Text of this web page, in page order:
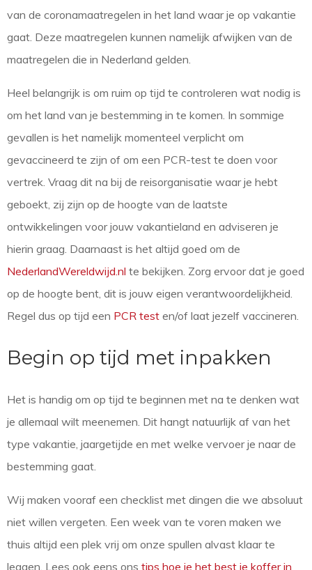
van de coronamaatregelen in het land waar je op vakantie
gaat. Deze maatregelen kunnen namelijk afwijken van de
maatregelen die in Nederland gelden.
Heel belangrijk is om ruim op tijd te controleren wat nodig is
om het land van je bestemming in te komen. In sommige
gevallen is het namelijk momenteel verplicht om
gevaccineerd te zijn of om een PCR-test te doen voor
vertrek. Vraag dit na bij de reisorganisatie waar je hebt
geboekt, zij zijn op de hoogte van de laatste
ontwikkelingen voor jouw vakantieland en adviseren je
hierin graag. Daarnaast is het altijd goed om de
NederlandWereldwijd.nl te bekijken. Zorg ervoor dat je goed
op de hoogte bent, dit is jouw eigen verantwoordelijkheid.
Regel dus op tijd een PCR test en/of laat jezelf vaccineren.
Begin op tijd met inpakken
Het is handig om op tijd te beginnen met na te denken wat
je allemaal wilt meenemen. Dit hangt natuurlijk af van het
type vakantie, jaargetijde en met welke vervoer je naar de
bestemming gaat.
Wij maken vooraf een checklist met dingen die we absoluut
niet willen vergeten. Een week van te voren maken we
thuis altijd een plek vrij om onze spullen alvast klaar te
leggen. Lees ook eens ons tips hoe je het best je koffer in